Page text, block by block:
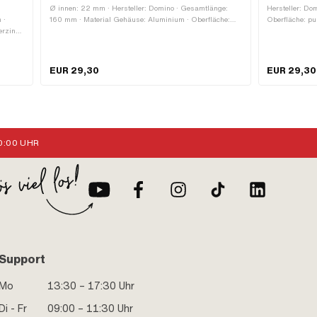
Ø innen: 22 mm · Hersteller: Domino · Gesamtlänge:
160 mm · Material Gehäuse: Aluminium · Oberfläche:
EUR 29,30
Hersteller:
Oberfläche:
EUR 29,30
UHR
13:30 – 17:30 Uhr
- Fr
09:00 – 11:30 Uhr